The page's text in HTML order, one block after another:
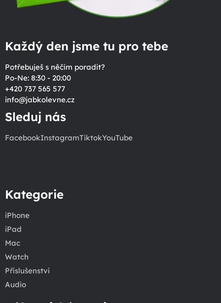
Každý den jsme tu pro tebe
Potřebuješ s něčím poradit?
Po-Ne: 8:30 - 20:00
+420 737 565 577
info@jabkolevne.cz
Sleduj nás
FacebookInstagramTiktokYouTube
Kategorie
iPhone
iPad
Mac
Watch
Příslušenství
Audio